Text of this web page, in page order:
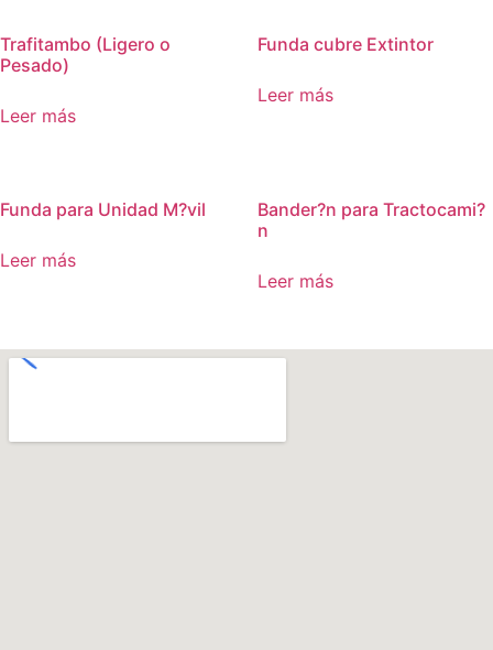
Trafitambo (Ligero o
Pesado)
Leer más
Funda cubre Extintor
Leer más
Funda para Unidad M?vil
Leer más
Bander?n para Tractocami?
n
Leer más